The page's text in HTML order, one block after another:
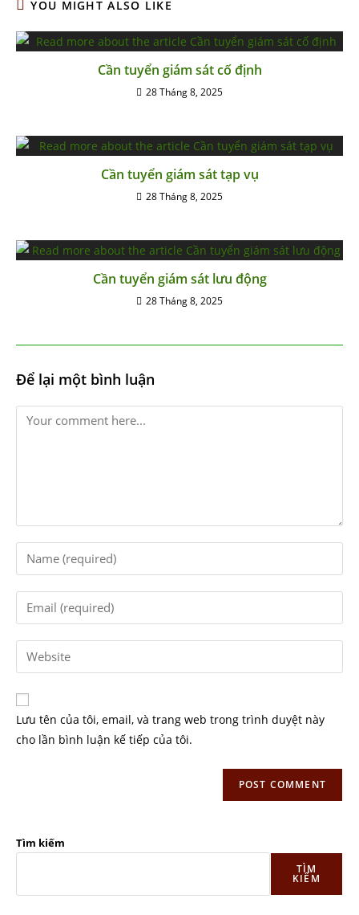
YOU MIGHT ALSO LIKE
Cần tuyển giám sát cố định
28 Tháng 8, 2025
Cần tuyển giám sát tạp vụ
28 Tháng 8, 2025
Cần tuyển giám sát lưu động
28 Tháng 8, 2025
Để lại một bình luận
Lưu tên của tôi, email, và trang web trong trình duyệt này
cho lần bình luận kế tiếp của tôi.
Tìm kiếm
TÌM
KIẾM